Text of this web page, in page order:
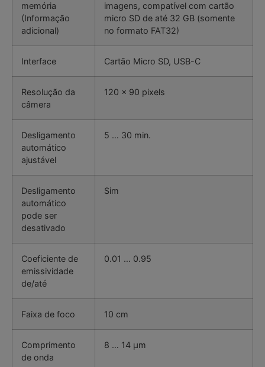
memória
(Informação
adicional)
imagens, compatível com cartão
micro SD de até 32 GB (somente
no formato FAT32)
Interface Cartão Micro SD, USB-C
Resolução da
câmera
120 x 90 pixels
Desligamento
automático
ajustável
5 … 30 min.
Desligamento
automático
pode ser
desativado
Sim
Coeficiente de
emissividade
de/até
0.01 … 0.95
Faixa de foco 10 cm
Comprimento
de onda
8 … 14 µm